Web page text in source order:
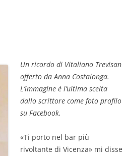
KIKA BOHR
MARINO MAGLIANI
MATTEO TELARA
PASQUALE VITAGLIANO
Un ricordo di Vitaliano Trevisan
offerto da Anna Costalonga.
L’immagine è l’ultima scelta
dallo scrittore come foto profilo
su Facebook.
«Ti porto nel bar più
rivoltante di Vicenza» mi disse